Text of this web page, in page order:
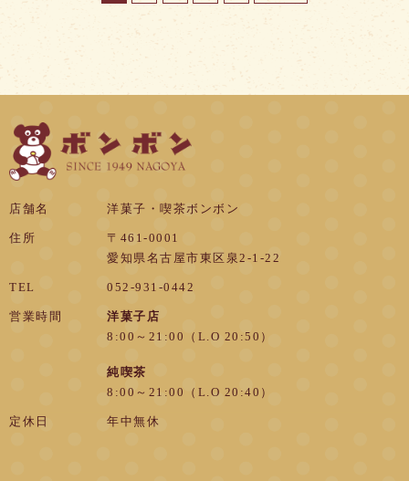
店舗名 洋菓子・喫茶ボンボン
住所
〒461-0001
愛知県名古屋市東区泉2-1-22
TEL 052-931-0442
営業時間
洋菓子店
8:00～21:00（L.O 20:50）
純喫茶
8:00～21:00（L.O 20:40）
定休日 年中無休